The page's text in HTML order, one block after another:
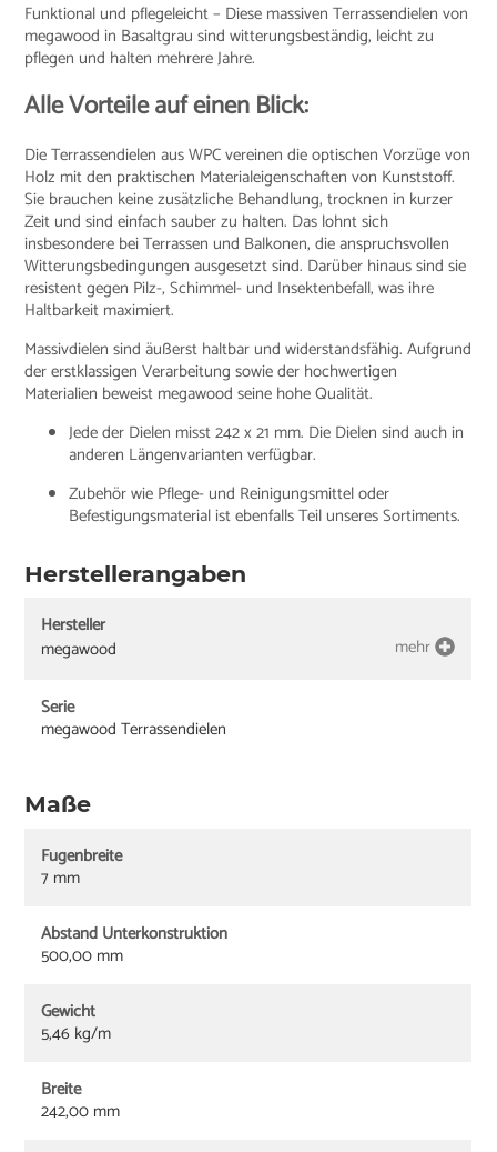
Funktional und pflegeleicht – Diese massiven Terrassendielen von
megawood in Basaltgrau sind witterungsbeständig, leicht zu
pflegen und halten mehrere Jahre.
Alle Vorteile auf einen Blick:
Die Terrassendielen aus WPC vereinen die optischen Vorzüge von
Holz mit den praktischen Materialeigenschaften von Kunststoff.
Sie brauchen keine zusätzliche Behandlung, trocknen in kurzer
Zeit und sind einfach sauber zu halten. Das lohnt sich
insbesondere bei Terrassen und Balkonen, die anspruchsvollen
Witterungsbedingungen ausgesetzt sind. Darüber hinaus sind sie
resistent gegen Pilz-, Schimmel- und Insektenbefall, was ihre
Haltbarkeit maximiert.
Massivdielen sind äußerst haltbar und widerstandsfähig. Aufgrund
der erstklassigen Verarbeitung sowie der hochwertigen
Materialien beweist megawood seine hohe Qualität.
Jede der Dielen misst 242 x 21 mm. Die Dielen sind auch in
anderen Längenvarianten verfügbar.
Zubehör wie Pflege- und Reinigungsmittel oder
Befestigungsmaterial ist ebenfalls Teil unseres Sortiments.
Herstellerangaben
Hersteller
megawood
mehr
Serie
megawood Terrassendielen
Maße
Fugenbreite
7 mm
Abstand Unterkonstruktion
500,00 mm
Gewicht
5,46 kg/m
Breite
242,00 mm